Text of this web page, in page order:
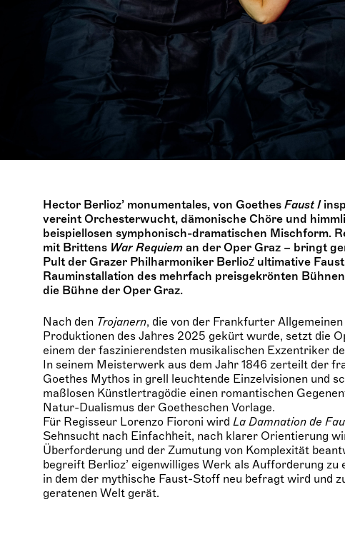
Hector Berlioz’ monumentales, von Goethes Faust I
vereint Orchesterwucht, dämonische Chöre und
beispiellosen symphonisch-dramatischen Mischform.
mit Brittens War Requiem an der Oper Graz – bringt
Pult der Grazer Philharmoniker Berlioz̛ ultimative
Rauminstallation des mehrfach preisgekrönten
die Bühne der Oper Graz.
Nach den Trojanern, die von der Frankfurter
Produktionen des Jahres 2025 gekürt wurde, setzt die
einem der faszinierendsten musikalischen Exzentriker
In seinem Meisterwerk aus dem Jahr 1846 zerteilt der
Goethes Mythos in grell leuchtende Einzelvisionen und
maßlosen Künstlertragödie einen romantischen
Natur-Dualismus der Goetheschen Vorlage.
Für Regisseur Lorenzo Fioroni wird La Damnation de
Sehnsucht nach Einfachheit, nach klarer Orientierung
Überforderung und der Zumutung von Komplexität
begreift Berlioz’ eigenwilliges Werk als Aufforderung zu
in dem der mythische Faust-Stoff neu befragt wird und
geratenen Welt gerät.